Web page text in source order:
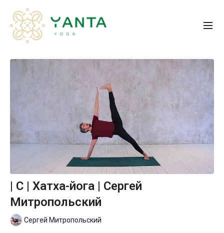
| C | Хатха-йога | Сергей
Митропольский
Сергей Митропольский